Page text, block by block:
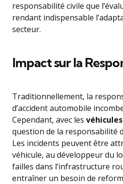
responsabilité civile que
rendant indispensable
secteur.
Impact sur la
Traditionnellement, la
d’accident automobile
Cependant, avec les
question de la responsabilité
Les incidents peuvent être
véhicule, au développeur du
failles dans l’infrastructure
entraîner un besoin de